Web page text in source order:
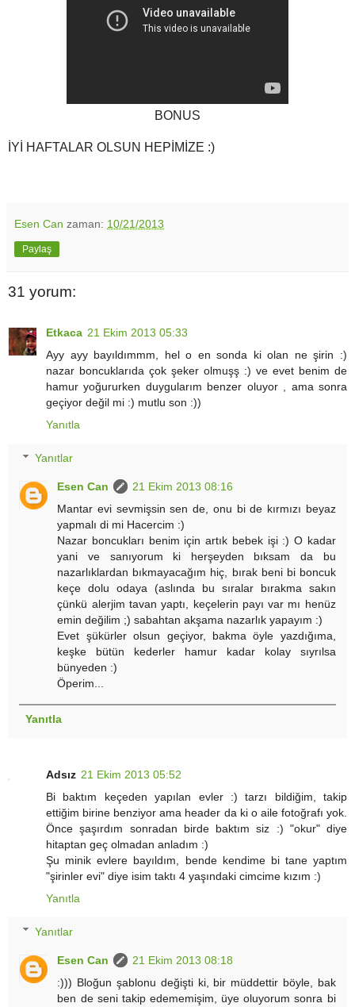
BONUS
İYİ HAFTALAR OLSUN HEPİMİZE :)
Esen Can zaman: 10/21/2013
Paylaş
31 yorum:
Etkaca 21 Ekim 2013 05:33
Ayy ayy bayıldımmm, hel o en sonda ki olan ne şirin :)
nazar boncuklarıda çok şeker olmuşş :) ve evet benim de
hamur yoğururken duygularım benzer oluyor , ama sonra
geçiyor değil mi :) mutlu son :))
Yanıtla
Yanıtlar
Esen Can
21 Ekim 2013 08:16
Mantar evi sevmişsin sen de, onu bi de kırmızı beyaz
yapmalı di mi Hacercim :)
Nazar boncukları benim için artık bebek işi :) O kadar
yani ve sanıyorum ki herşeyden bıksam da bu
nazarlıklardan bıkmayacağım hiç, bırak beni bi boncuk
keçe dolu odaya (aslında bu sıralar bırakma sakın
çünkü alerjim tavan yaptı, keçelerin payı var mı henüz
emin değilim ;) sabahtan akşama nazarlık yapayım :)
Evet şükürler olsun geçiyor, bakma öyle yazdığıma,
keşke bütün kederler hamur kadar kolay sıyrılsa
bünyeden :)
Öperim...
Yanıtla
Adsız 21 Ekim 2013 05:52
Bi baktım keçeden yapılan evler :) tarzı bildiğim, takip
ettiğim birine benziyor ama header da ki o aile fotoğrafı yok.
Önce şaşırdım sonradan birde baktım siz :) "okur" diye
hitaptan geç olmadan anladım :)
Şu minik evlere bayıldım, bende kendime bi tane yaptım
"şirinler evi" diye isim taktı 4 yaşındaki cimcime kızım :)
Yanıtla
Yanıtlar
Esen Can
21 Ekim 2013 08:18
:))) Bloğun şablonu değişti ki, bir müddettir böyle, bak
ben de seni takip edememişim, üye oluyorum sonra bi